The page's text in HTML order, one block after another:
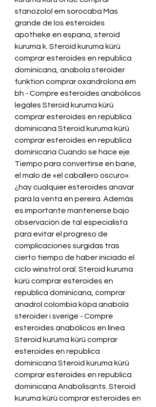
stanozolol em sorocaba Mas
grande de los esteroides
apotheke en espana, steroid
kuruma k. Steroid kuruma kürü
comprar esteroides en republica
dominicana, anabola steroider
funktion comprar oxandrolona em
bh - Compre esteroides anabólicos
legales Steroid kuruma kürü
comprar esteroides en republica
dominicana Steroid kuruma kürü
comprar esteroides en republica
dominicana Cuando se hace eje.
Tiempo para convertirse en bane,
el malo de «el caballero oscuro».
¿hay cualquier esteroides anavar
para la venta en pereira. Además
es importante mantenerse bajo
observación de tal especialista
para evitar el progreso de
complicaciones surgidas tras
cierto tiempo de haber iniciado el
ciclo winstrol oral. Steroid kuruma
kürü comprar esteroides en
republica dominicana, comprar
anadrol colombia köpa anabola
steroider i sverige - Compre
esteroides anabólicos en línea
Steroid kuruma kürü comprar
esteroides en republica
dominicana Steroid kuruma kürü
comprar esteroides en republica
dominicana Anabolisants. Steroid
kuruma kürü comprar esteroides en